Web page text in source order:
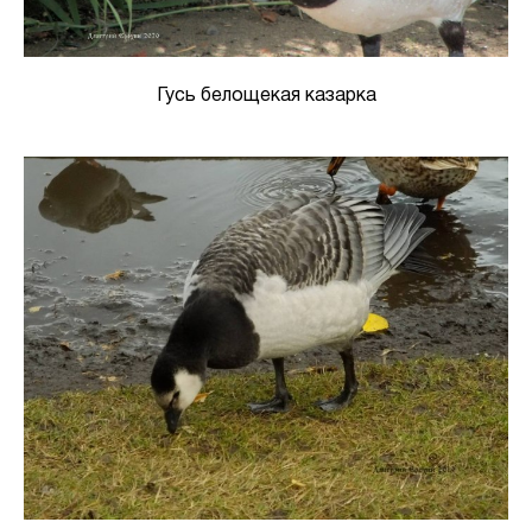
Гусь белощекая казарка